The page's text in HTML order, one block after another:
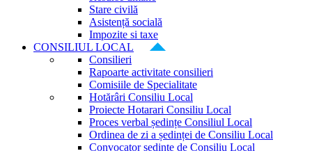
Stare civilă
Asistență socială
Impozite si taxe
CONSILIUL LOCAL
Consilieri
Rapoarte activitate consilieri
Comisiile de Specialitate
Hotărâri Consiliu Local
Proiecte Hotarari Consiliu Local
Proces verbal ședințe Consiliul Local
Ordinea de zi a ședinței de Consiliu Local
Convocator ședințe de Consiliu Local